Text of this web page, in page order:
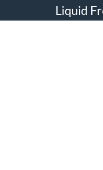
Liquid